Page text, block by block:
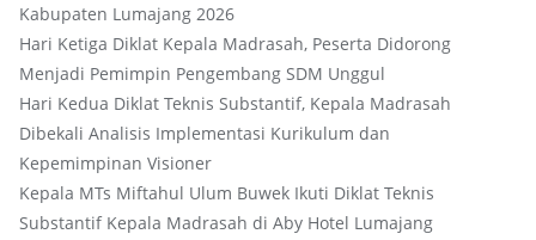
Kabupaten Lumajang 2026
Hari Ketiga Diklat Kepala Madrasah, Peserta Didorong
Menjadi Pemimpin Pengembang SDM Unggul
Hari Kedua Diklat Teknis Substantif, Kepala Madrasah
Dibekali Analisis Implementasi Kurikulum dan
Kepemimpinan Visioner
Kepala MTs Miftahul Ulum Buwek Ikuti Diklat Teknis
Substantif Kepala Madrasah di Aby Hotel Lumajang